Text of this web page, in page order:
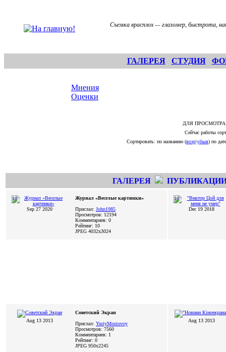
Съемка врасплох — глазомер, быстрота,
ГАЛЕРЕЯ СТУДИЯ
Мнения
Оценки
ДЛЯ
Сейчас работы
Сортировать: по названию (возр\убыв) по
ГАЛЕРЕЯ
10
Sep 27 2020
Журнал «Веселые картинки»
Прислал: John1985
Просмотров: 12194
Комментариев: 0
Рейтинг: 10
JPEG 4032x3024
10
Dec 19 2018
Aug 13 2013
Советский Экран
Прислал: YuriyMostovoy
Просмотров: 7560
Комментариев: 1
Рейтинг: 0
JPEG 950x2245
Aug 13 2013